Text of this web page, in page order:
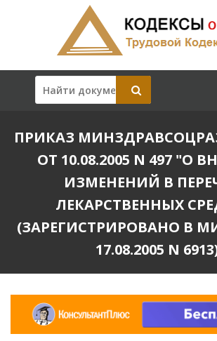
ПРИКАЗ
ОТ 10.08.2005 N 497 "О
ИЗМЕНЕНИЙ В
ЛЕКАРСТВЕННЫХ
(ЗАРЕГИСТРИРОВАНО В
17.08.2005 N